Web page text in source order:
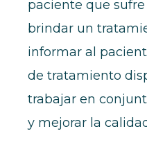
paciente que
brindar un
informar al
de tratamiento
trabajar en
y mejorar la